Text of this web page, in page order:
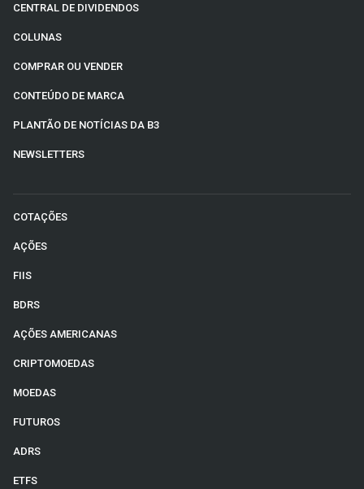
CENTRAL DE DIVIDENDOS
COLUNAS
COMPRAR OU VENDER
CONTEÚDO DE MARCA
PLANTÃO DE NOTÍCIAS DA B3
NEWSLETTERS
COTAÇÕES
AÇÕES
FIIS
BDRS
AÇÕES AMERICANAS
CRIPTOMOEDAS
MOEDAS
FUTUROS
ADRS
ETFS